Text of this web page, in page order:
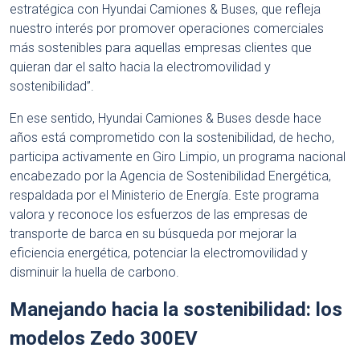
estratégica con Hyundai Camiones & Buses, que refleja
nuestro interés por promover operaciones comerciales
más sostenibles para aquellas empresas clientes que
quieran dar el salto hacia la electromovilidad y
sostenibilidad”.
En ese sentido, Hyundai Camiones & Buses desde hace
años está comprometido con la sostenibilidad, de hecho,
participa activamente en Giro Limpio, un programa nacional
encabezado por la Agencia de Sostenibilidad Energética,
respaldada por el Ministerio de Energía. Este programa
valora y reconoce los esfuerzos de las empresas de
transporte de barca en su búsqueda por mejorar la
eficiencia energética, potenciar la electromovilidad y
disminuir la huella de carbono.
Manejando hacia la sostenibilidad: los
modelos Zedo 300EV